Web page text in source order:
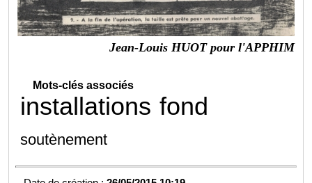
Jean-Louis HUOT pour l'APPHIM
Mots-clés associés
installations fond
soutènement